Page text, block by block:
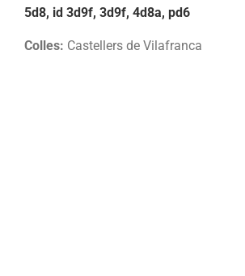
5d8, id 3d9f, 3d9f, 4d8a, pd6
Colles: Castellers de Vilafranca